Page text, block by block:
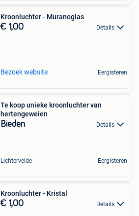
Kroonluchter - Muranoglas
€ 1,00 Details
Bezoek website Eergisteren
Te koop unieke kroonluchter van
hertengeweien
Bieden Details
Lichtervelde Eergisteren
Kroonluchter - Kristal
€ 1,00 Details